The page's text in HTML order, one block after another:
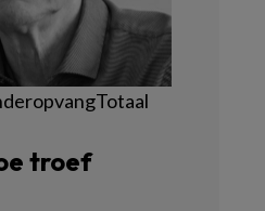
troef